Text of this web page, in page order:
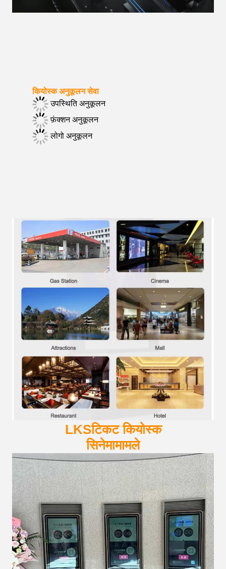
कियोस्क अनुकूलन सेवा
उपस्थिति अनुकूलन
फ़ंक्शन अनुकूलन
लोगो अनुकूलन
LKSटिकट कियोस्क
सिनेमामामले